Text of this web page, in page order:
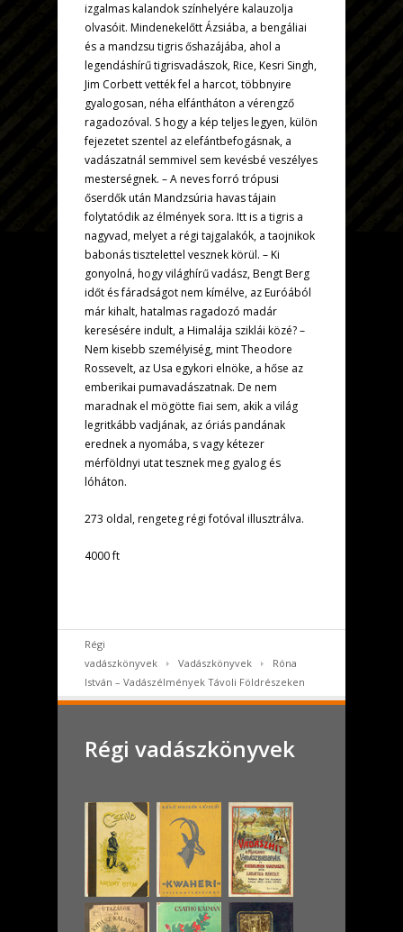
izgalmas kalandok színhelyére kalauzolja
olvasóit. Mindenekelőtt Ázsiába, a bengáliai
és a mandzsu tigris őshazájába, ahol a
legendáshírű tigrisvadászok, Rice, Kesri Singh,
Jim Corbett vették fel a harcot, többnyire
gyalogosan, néha elfántháton a vérengző
ragadozóval. S hogy a kép teljes legyen, külön
fejezetet szentel az elefántbefogásnak, a
vadászatnál semmivel sem kevésbé veszélyes
mesterségnek. – A neves forró trópusi
őserdők után Mandzsúria havas tájain
folytatódik az élmények sora. Itt is a tigris a
nagyvad, melyet a régi tajgalakók, a taojnikok
babonás tisztelettel vesznek körül. – Ki
gonyolná, hogy világhírű vadász, Bengt Berg
időt és fáradságot nem kímélve, az Euróából
már kihalt, hatalmas ragadozó madár
keresésére indult, a Himalája sziklái közé? –
Nem kisebb személyiség, mint Theodore
Rossevelt, az Usa egykori elnöke, a hőse az
emberikai pumavadászatnak. De nem
maradnak el mögötte fiai sem, akik a világ
legritkább vadjának, az óriás pandának
erednek a nyomába, s vagy kétezer
mérföldnyi utat tesznek meg gyalog és
lóháton.
273 oldal, rengeteg régi fotóval illusztrálva.
4000 ft
Régi
vadászkönyvek
Vadászkönyvek
Róna
István – Vadászélmények Távoli Földrészeken
Régi vadászkönyvek